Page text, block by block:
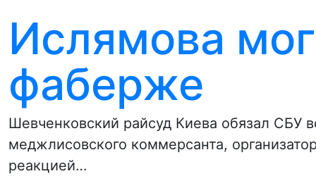
Ислямова
фаберже
Шевченковский райсуд Киева обязал СБУ
меджлисовского коммерсанта,
реакцией…